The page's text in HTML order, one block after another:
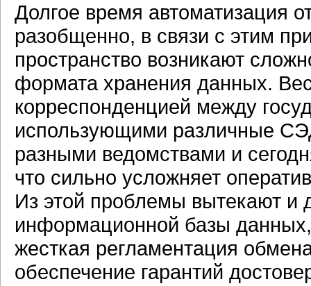
Долгое время автоматизация
разобщенно, в связи с этим
пространство возникают
формата хранения данных.
корреспонденцией между
использующими различные
разными ведомствами и
что сильно усложняет
Из этой проблемы вытекают и
информационной базы
жесткая регламентация
обеспечение гарантий